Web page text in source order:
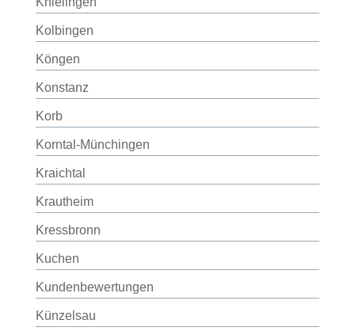
Kolbingen
Köngen
Konstanz
Korb
Korntal-Münchingen
Kraichtal
Krautheim
Kressbronn
Kuchen
Kundenbewertungen
Künzelsau